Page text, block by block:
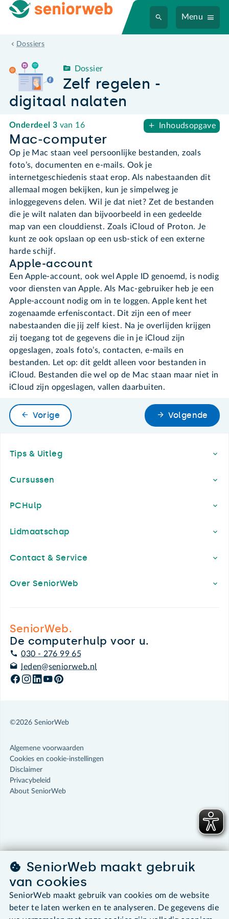
Menu
Dossiers
Zelf regelen - digitaal nalaten
Dossier
Zelf regelen -
digitaal nalaten
Onderdeel 3 van 16 Inhoudsopgave
Mac-computer
Op je Mac staan veel persoonlijke bestanden, zoals
foto’s, documenten en e-mails. Ook je
internetgeschiedenis staat erop. Als nabestaanden dit
allemaal mogen bekijken, kun je simpelweg je
inloggegevens delen. Wil je dat niet? Zet de bestanden
die je wilt nalaten dan bijvoorbeeld in een gedeelde
map van een clouddienst. Zoals iCloud of Proton. Je
kunt ze ook opslaan op een usb-stick of een externe
harde schijf.
Apple-account
Een Apple-account, ook wel Apple ID genoemd, is nodig
voor diensten van Apple. Als Mac-gebruiker heb je een
Apple-account nodig om in te loggen. Apple kent het
zogenaamde erfeniscontact. Dit zijn een of meer
nabestaanden die jij zelf kiest. Na je overlijden krijgen
zij toegang tot de gegevens die in je iCloud zijn
opgeslagen, zoals foto’s, contacten, e-mails en
bestanden. Let op: dit geldt alleen voor bestanden in
iCloud. Bestanden die wel op de Mac staan maar niet in
iCloud zijn opgeslagen, vallen daarbuiten.
Vorige Volgende
Tips & Uitleg
Cursussen
PCHulp
Lidmaatschap
Contact & Service
Over SeniorWeb
SeniorWeb.
De computerhulp voor u.
030 - 276 99 65
leden@seniorweb.nl
©2026 SeniorWeb
Algemene voorwaarden
Cookies en cookie-instellingen
Disclaimer
Privacybeleid
About SeniorWeb
SeniorWeb maakt gebruik
van cookies
SeniorWeb maakt gebruik van cookies om de website
beter te laten werken en te analyseren. De gegevens die